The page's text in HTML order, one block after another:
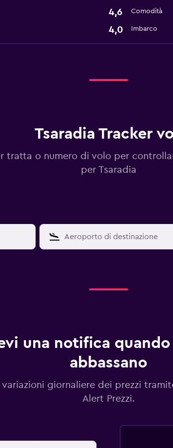
4,6 Comodità
4,0 Imbarco
Tsaradia Tracker
tratta o numero di volo per
per Tsaradia
una notifica quando
abbassano
variazioni giornaliere dei prezzi
Alert Prezzi.